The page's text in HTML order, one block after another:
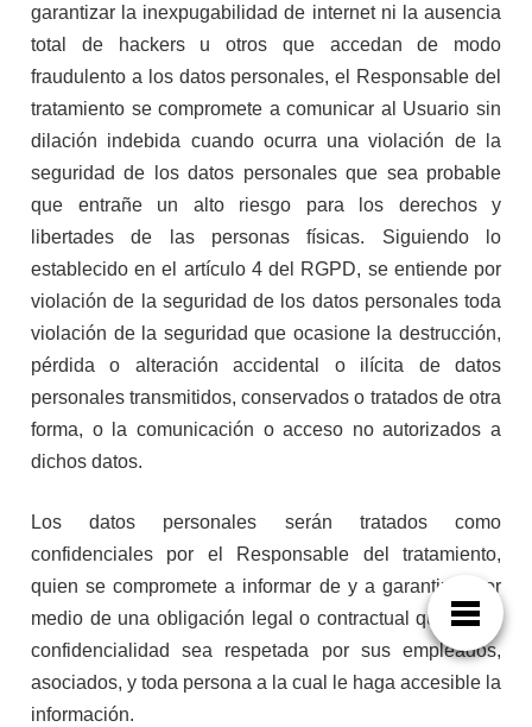
garantizar la inexpugabilidad de internet ni la ausencia
total de hackers u otros que accedan de modo
fraudulento a los datos personales, el Responsable del
tratamiento se compromete a comunicar al Usuario sin
dilación indebida cuando ocurra una violación de la
seguridad de los datos personales que sea probable
que entrañe un alto riesgo para los derechos y
libertades de las personas físicas. Siguiendo lo
establecido en el artículo 4 del RGPD, se entiende por
violación de la seguridad de los datos personales toda
violación de la seguridad que ocasione la destrucción,
pérdida o alteración accidental o ilícita de datos
personales transmitidos, conservados o tratados de otra
forma, o la comunicación o acceso no autorizados a
dichos datos.
Los datos personales serán tratados como
confidenciales por el Responsable del tratamiento,
quien se compromete a informar de y a garantizar por
medio de una obligación legal o contractual que dicha
confidencialidad sea respetada por sus empleados,
asociados, y toda persona a la cual le haga accesible la
información.